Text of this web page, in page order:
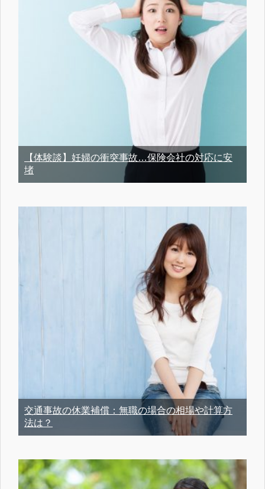
【体験談】妊婦の衝突事故…保険会社の対応に安
堵
交通事故の休業補償：無職の場合の相場や計算方
法は？